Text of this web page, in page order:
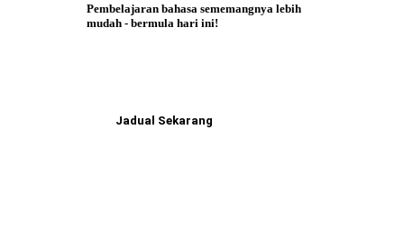
Pembelajaran bahasa sememangnya lebih
mudah - bermula hari ini!
Jadual Sekarang